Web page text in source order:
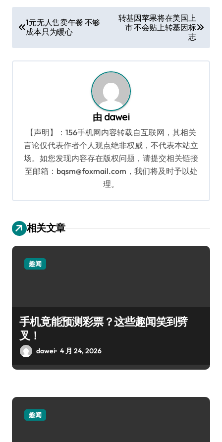
章
导
航
1元无人售卖午餐 不够
成本只为暖心
转基因苹果将在美国上
市 不会贴上转基因标
志
由 dawei
【声明】：156手机网内容转载自互联网，其相关
言论仅代表作者个人观点绝非权威，不代表本站立
场。如您发现内容存在版权问题，请提交相关链接
至邮箱：bqsm@foxmail.com，我们将及时予以处
理。
相关文章
趣闻
手机竟能预测彩票？这些趣闻笑到劈
叉！
dawei 4 月 24, 2026
趣闻